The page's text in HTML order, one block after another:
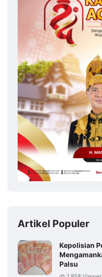
Artikel Populer
Kepolisian
Palsu